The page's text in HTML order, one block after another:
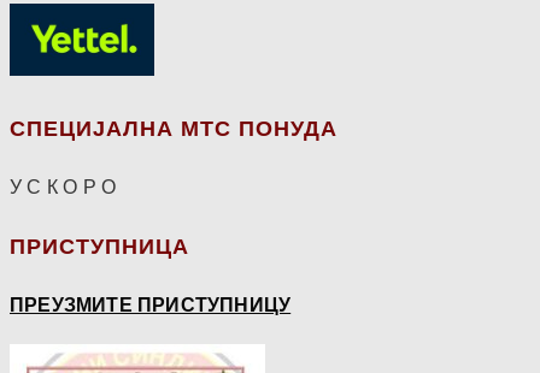
СПЕЦИЈАЛНА МТС ПОНУДА
У С К О Р О
ПРИСТУПНИЦА
ПРЕУЗМИТЕ ПРИСТУПНИЦУ